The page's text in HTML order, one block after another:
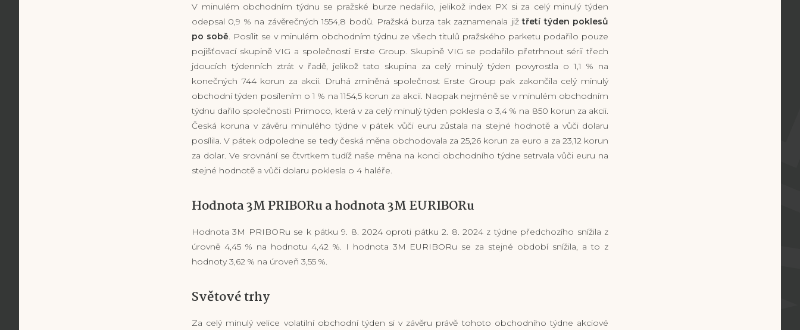
V minulém obchodním týdnu se pražské burze nedařilo, jelikož index PX si za celý minulý týden
odepsal 0,9 % na závěrečných 1554,8 bodů. Pražská burza tak zaznamenala jižtřetí týden poklesů
po sobě. Posílit se v minulém obchodním týdnu ze všech titulů pražského parketu podařilo pouze
pojišťovací skupině VIG a společnosti Erste Group. Skupině VIG se podařilo přetrhnout sérii třech
jdoucích týdenních ztrát v řadě, jelikož tato skupina za celý minulý týden povyrostla o 1,1 % na
konečných 744 korun za akcii. Druhá zmíněná společnost Erste Group pak zakončila celý minulý
obchodní týden posílením o 1 % na 1154,5 korun za akcii. Naopak nejméně se v minulém obchodním
týdnu dařilo společnosti Primoco, která v za celý minulý týden poklesla o 3,4 % na 850 korun za akcii.
Česká koruna v závěru minulého týdne v pátek vůči euru zůstala na stejné hodnotě a vůči dolaru
posílila. V pátek odpoledne se tedy česká měna obchodovala za 25,26 korun za euro a za 23,12 korun
za dolar. Ve srovnání se čtvrtkem tudíž naše měna na konci obchodního týdne setrvala vůči euru na
stejné hodnotě a vůči dolaru poklesla o 4 haléře.
Hodnota 3M PRIBORu a hodnota 3M EURIBORu
Hodnota 3M PRIBORu se k pátku 9. 8. 2024 oproti pátku 2. 8. 2024 z týdne předchozího snížila z
úrovně 4,45 % na hodnotu 4,42 %. I hodnota 3M EURIBORu se za stejné období snížila, a to z
hodnoty 3,62 % na úroveň 3,55 %.
Světové trhy
Za celý minulý velice volatilní obchodní týden si v závěru právě tohoto obchodního týdne akciové